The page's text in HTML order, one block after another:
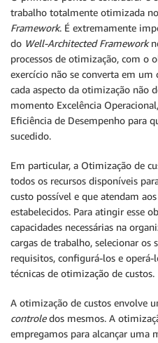
trabalho totalmente otimizada
Framework. É extremamente
do Well-Architected Framework
processos de otimização, com o
exercício não se converta em
cada aspecto da otimização não
momento Excelência
Eficiência de Desempenho para
sucedido.
Em particular, a Otimização de
todos os recursos disponíveis
custo possível e que atendam
estabelecidos. Para atingir esse
capacidades necessárias na
cargas de trabalho, selecionar os
requisitos, configurá-los e
técnicas de otimização de custos.
A otimização de custos envolve
controledos mesmos. A
empregamos para alcançar uma